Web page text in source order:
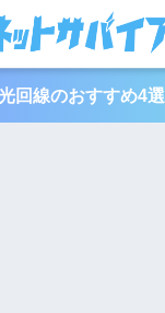
回線のおすすめ4選